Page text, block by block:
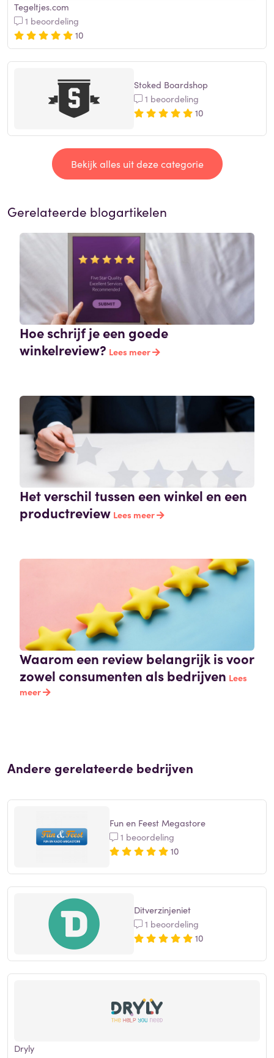
Tegeltjes.com
1 beoordeling
10
Stoked Boardshop
1 beoordeling
10
Bekijk alles uit deze categorie
Gerelateerde blogartikelen
Hoe schrijf je een goede
winkelreview? Lees meer
Het verschil tussen een winkel en een
productreview Lees meer
Waarom een review belangrijk is voor
zowel consumenten als bedrijven Lees
meer
Andere gerelateerde bedrijven
Fun en Feest Megastore
1 beoordeling
10
Ditverzinjeniet
1 beoordeling
10
Dryly